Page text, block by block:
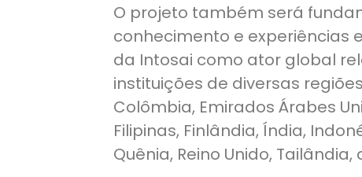
O projeto também será
conhecimento e experiências
da Intosai como ator global
instituições de diversas
Colômbia, Emirados Árabes
Filipinas, Finlândia, Índia,
Quênia, Reino Unido,